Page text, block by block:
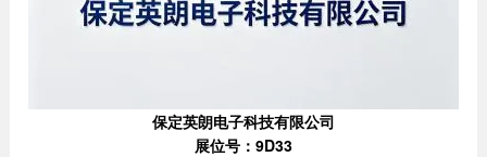
保定英朗电子科技有限公司
展位号：9D33